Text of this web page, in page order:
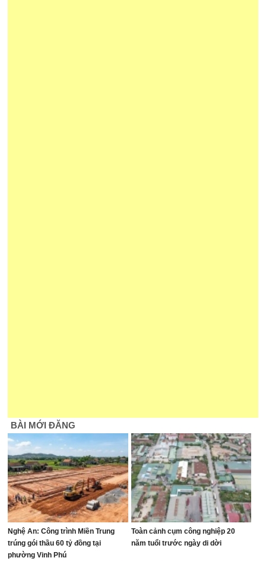
BÀI MỚI ĐĂNG
Nghệ An: Công trình Miền Trung
trúng gói thầu 60 tỷ đồng tại
phường Vinh Phú
Toàn cảnh cụm công nghiệp 20
năm tuổi trước ngày di dời